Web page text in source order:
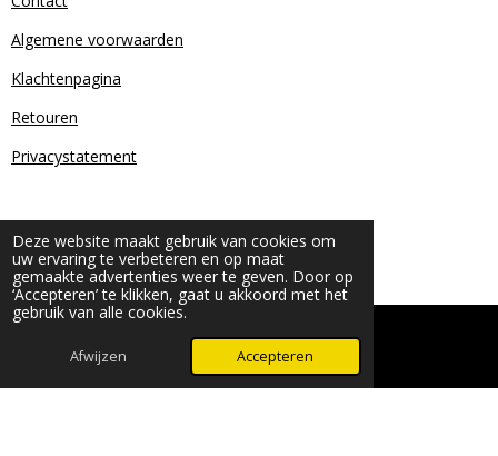
Deze website maakt gebruik van cookies om
uw ervaring te verbeteren en op maat
gemaakte advertenties weer te geven. Door op
‘Accepteren’ te klikken, gaat u akkoord met het
gebruik van alle cookies.
Afwijzen Accepteren
Algemene voorwaarden
Klachtenpagina
Retouren
Privacystatement
© 2024 - 2026 Beauty & More by Robyn
WhatsApp